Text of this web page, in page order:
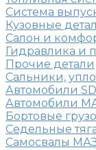
Система
Кузовные
Салон и
Гидравлика и
Прочие детали
Сальники,
Автомобили
Автомобили
Бортовые
Седельные
Самосвалы